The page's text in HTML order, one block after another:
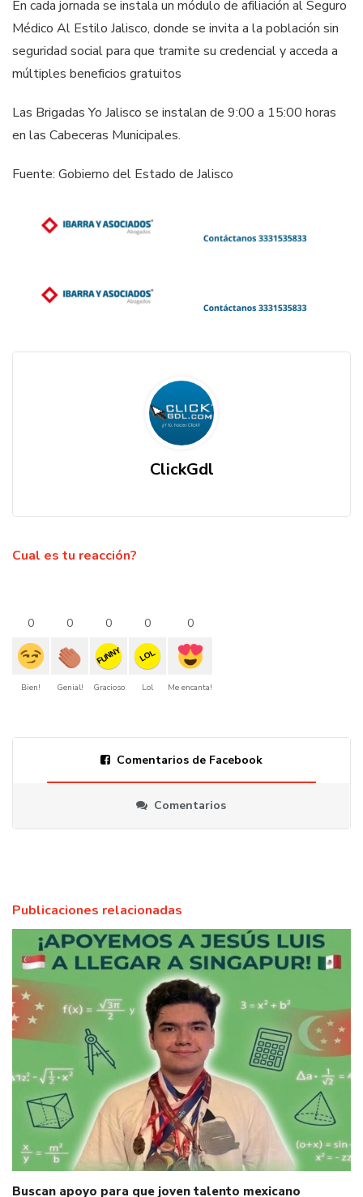
En cada jornada se instala un módulo de afiliación al Seguro
Médico Al Estilo Jalisco, donde se invita a la población sin
seguridad social para que tramite su credencial y acceda a
múltiples beneficios gratuitos
Las Brigadas Yo Jalisco se instalan de 9:00 a 15:00 horas
en las Cabeceras Municipales.
Fuente: Gobierno del Estado de Jalisco
ClickGdl
Cual es tu reacción?
0
Bien!
0
Genial!
0
FUNNY
Gracioso
0
LOL
Lol
0
Me encanta!
Comentarios de Facebook
Comentarios
Publicaciones relacionadas
Buscan apoyo para que joven talento mexicano